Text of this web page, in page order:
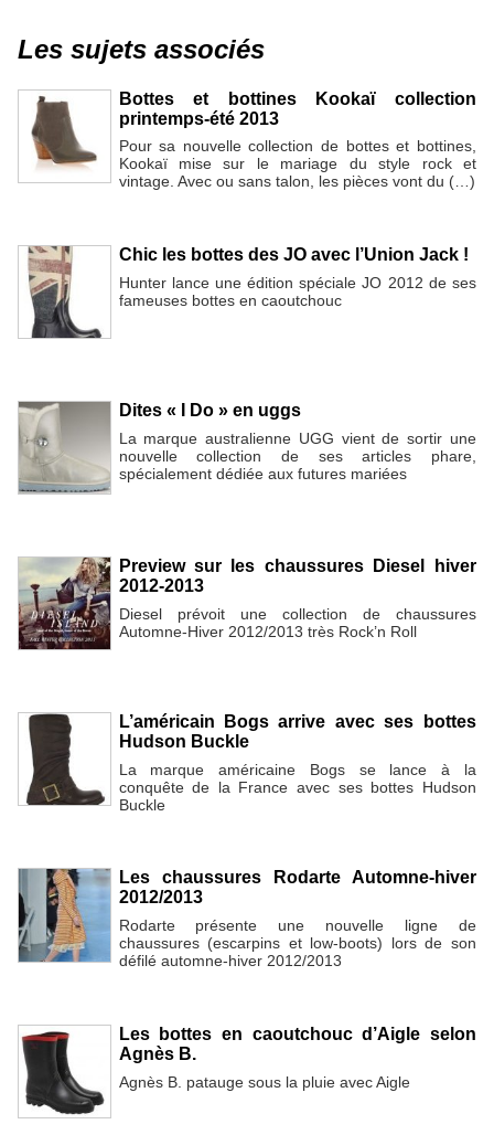
Les sujets associés
Bottes et bottines Kookaï collection
printemps-été 2013
Pour sa nouvelle collection de bottes et bottines,
Kookaï mise sur le mariage du style rock et
vintage. Avec ou sans talon, les pièces vont du (…)
Chic les bottes des JO avec l’Union Jack !
Hunter lance une édition spéciale JO 2012 de ses
fameuses bottes en caoutchouc
Dites « I Do » en uggs
La marque australienne UGG vient de sortir une
nouvelle collection de ses articles phare,
spécialement dédiée aux futures mariées
Preview sur les chaussures Diesel hiver
2012-2013
Diesel prévoit une collection de chaussures
Automne-Hiver 2012/2013 très Rock’n Roll
L’américain Bogs arrive avec ses bottes
Hudson Buckle
La marque américaine Bogs se lance à la
conquête de la France avec ses bottes Hudson
Buckle
Les chaussures Rodarte Automne-hiver
2012/2013
Rodarte présente une nouvelle ligne de
chaussures (escarpins et low-boots) lors de son
défilé automne-hiver 2012/2013
Les bottes en caoutchouc d’Aigle selon
Agnès B.
Agnès B. patauge sous la pluie avec Aigle